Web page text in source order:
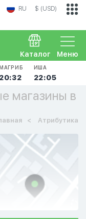
RU $ (USD)
Меню
Каталог
20:32
ИША
22:05
магазины в
Атрибутика